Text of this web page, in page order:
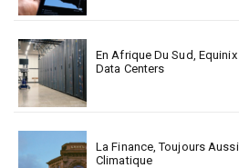
En Afrique Du Sud,
Data Centers
La Finance, Toujours
Climatique